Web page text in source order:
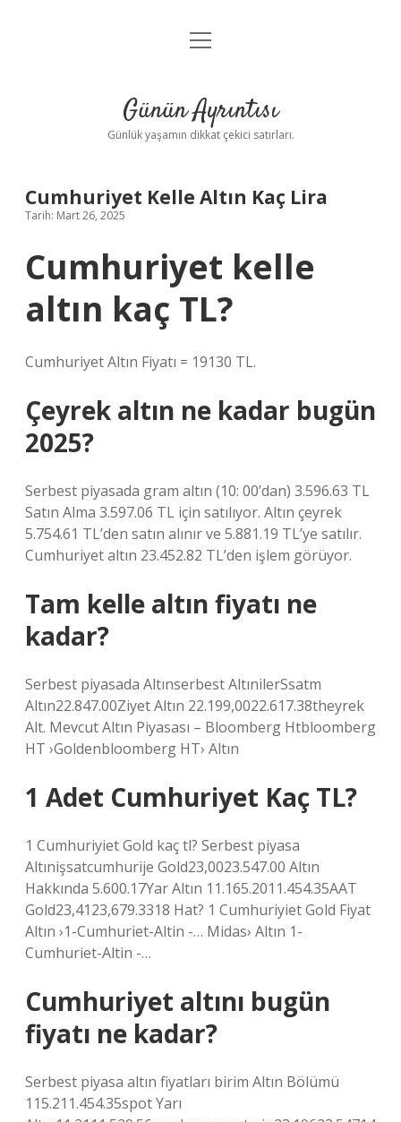
Anasayfa
Yasal Uyarı
menüyü
Günün Ayrıntısı
Günlük yaşamın dikkat çekici satırları.
Cumhuriyet Kelle Altın Kaç Lira
Tarih: Mart 26, 2025
Cumhuriyet kelle
altın kaç TL?
Cumhuriyet Altın Fiyatı = 19130 TL.
Çeyrek altın ne kadar bugün
2025?
Serbest piyasada gram altın (10: 00’dan) 3.596.63 TL
Satın Alma 3.597.06 TL için satılıyor. Altın çeyrek
5.754.61 TL’den satın alınır ve 5.881.19 TL’ye satılır.
Cumhuriyet altın 23.452.82 TL’den işlem görüyor.
Tam kelle altın fiyatı ne
kadar?
Serbest piyasada Altınserbest AltınilerSsatm
Altın22.847.00Ziyet Altın 22.199,0022.617.38theyrek
Alt. Mevcut Altın Piyasası – Bloomberg Htbloomberg
HT ›Goldenbloomberg HT› Altın
1 Adet Cumhuriyet Kaç TL?
1 Cumhuriyiet Gold kaç tl? Serbest piyasa
Altınişsatcumhurije Gold23,0023.547.00 Altın
Hakkında 5.600.17Yar Altın 11.165.2011.454.35AAT
Gold23,4123,679.3318 Hat? 1 Cumhuriyiet Gold Fiyat
Altın ›1-Cumhuriet-Altin -… Midas› Altın 1-
Cumhuriet-Altin -…
Cumhuriyet altını bugün
fiyatı ne kadar?
Serbest piyasa altın fiyatları birim Altın Bölümü
115.211.454.35spot Yarı